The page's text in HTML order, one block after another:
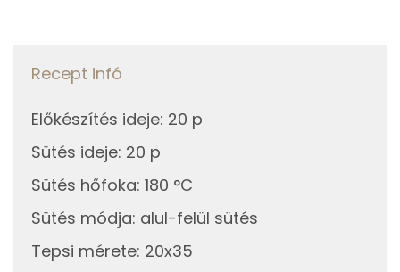
Kálcium
Magnézium
Foszfor
Nátrium
Recept infó
Előkészítés ideje: 20 p
Sütés ideje: 20 p
Sütés hőfoka: 180 °C
Sütés módja: alul-felül sütés
Tepsi mérete: 20x35